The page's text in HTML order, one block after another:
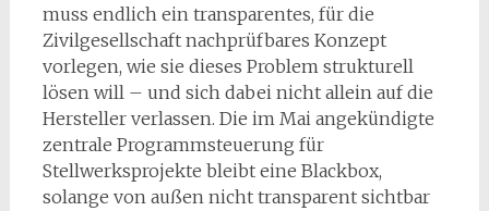
muss endlich ein transparentes, für die
Zivilgesellschaft nachprüfbares Konzept
vorlegen, wie sie dieses Problem strukturell
lösen will – und sich dabei nicht allein auf die
Hersteller verlassen. Die im Mai angekündigte
zentrale Programmsteuerung für
Stellwerksprojekte bleibt eine Blackbox,
solange von außen nicht transparent sichtbar